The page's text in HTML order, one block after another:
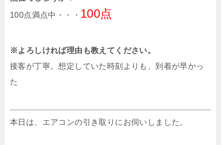
100点満点中・・・ 100点
※よろしければ理由も教えてください。
接客が丁寧。想定していた時刻よりも、到着が早かっ
た
本日は、エアコンの引き取りにお伺いしました。